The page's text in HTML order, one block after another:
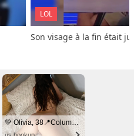
LOL
Son visage à la fin était